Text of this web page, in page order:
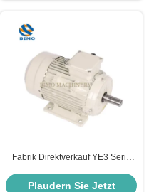
Fabrik Direktverkauf YE3 Serie
Druckguss-AC-Motor
Plaudern Sie Jetzt